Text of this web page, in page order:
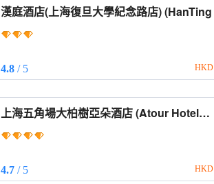
漢庭酒店(上海復旦大學紀念路店) (HanTing Hotel
(Shanghai Fudan University Jinian Road))
4.8/ 5 HKD
上海五角場大柏樹亞朵酒店 (Atour Hotel
(Shanghai Hongkou Dabaishu))
4.7/ 5 HKD